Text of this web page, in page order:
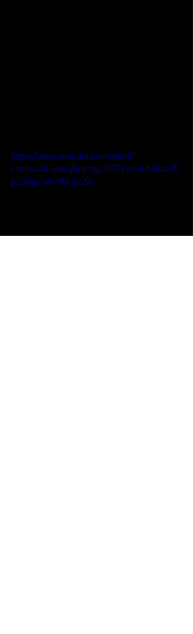
https://www.youtube.com/watch?
v=moou2LqexLg&pp=ygUYZGVzdGlubyBzb25
pZG8gcGxheWEgc29s